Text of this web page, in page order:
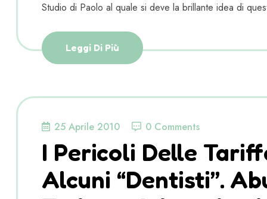
Studio di Paolo al quale si deve la brillante idea di
Leggi Di Più
25 Aprile 2010 0 Comments
I Pericoli Delle
Alcuni “dentisti”.